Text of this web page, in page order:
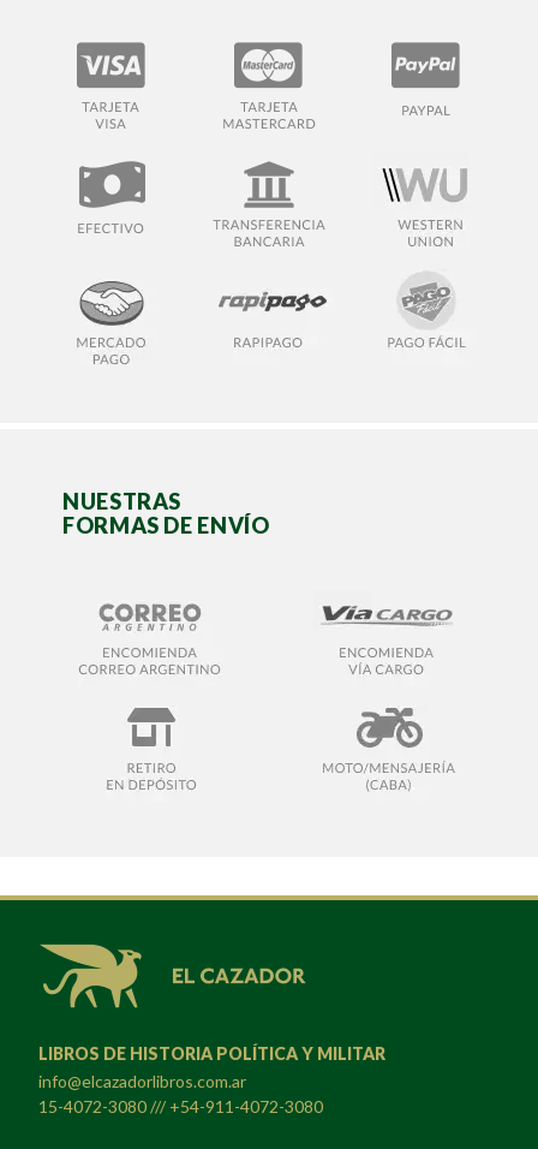
NUESTRAS
FORMAS DE ENVÍO
LIBROS DE HISTORIA POLÍTICA Y MILITAR
info@elcazadorlibros.com.ar
15-4072-3080 /// +54-911-4072-3080